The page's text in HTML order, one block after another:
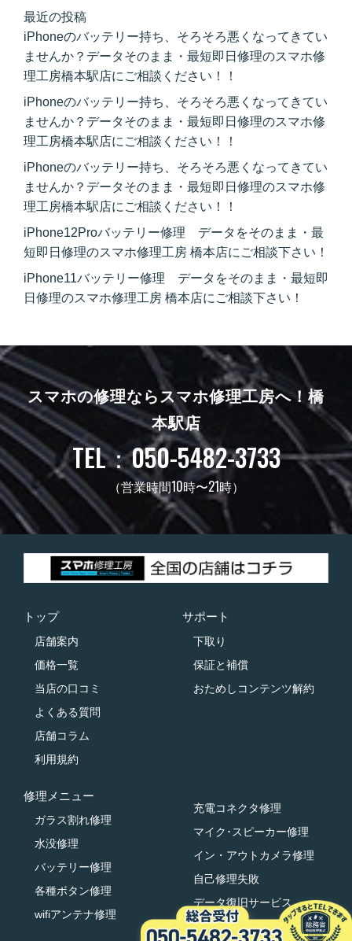
最近の投稿
iPhoneのバッテリー持ち、そろそろ悪くなってきてい
ませんか？データそのまま・最短即日修理のスマホ修
理工房橋本駅店にご相談ください！！
iPhoneのバッテリー持ち、そろそろ悪くなってきてい
ませんか？データそのまま・最短即日修理のスマホ修
理工房橋本駅店にご相談ください！！
iPhoneのバッテリー持ち、そろそろ悪くなってきてい
ませんか？データそのまま・最短即日修理のスマホ修
理工房橋本駅店にご相談ください！！
iPhone12Proバッテリー修理 データをそのまま・最
短即日修理のスマホ修理工房 橋本店にご相談下さい！
iPhone11バッテリー修理 データをそのまま・最短即
日修理のスマホ修理工房 橋本店にご相談下さい！
スマホの修理ならスマホ修理工房へ！ 橋
本駅店
TEL：050-5482-3733
（営業時間10時〜21時）
トップ
店舗案内
価格一覧
当店の口コミ
よくある質問
店舗コラム
利用規約
サポート
下取り
保証と補償
おためしコンテンツ解約
修理メニュー
ガラス割れ修理
水没修理
バッテリー修理
各種ボタン修理
wifiアンテナ修理
充電コネクタ修理
マイク･スピーカー修理
イン・アウトカメラ修理
自己修理失敗
データ復旧サービス